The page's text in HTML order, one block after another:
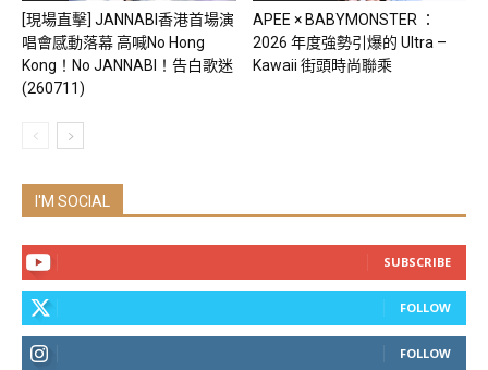
[現場直擊] JANNABI香港首場演
唱會感動落幕 高喊No Hong
Kong！No JANNABI！告白歌迷
(260711)
APEE × BABYMONSTER ：
2026 年度強勢引爆的 Ultra –
Kawaii 街頭時尚聯乘
I'M SOCIAL
SUBSCRIBE
FOLLOW
FOLLOW